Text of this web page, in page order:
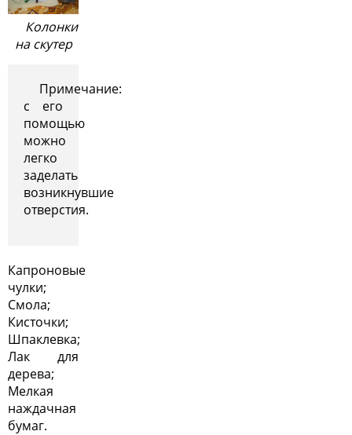
Колонки
на скутер
Примечание:
с его
помощью
можно
легко
заделать
возникнувшие
отверстия.
Капроновые
чулки;
Смола;
Кисточки;
Шпаклевка;
Лак для
дерева;
Мелкая
наждачная
бумаг.